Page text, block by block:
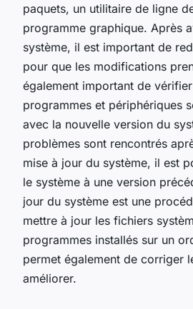
paquets, un utilitaire de ligne
programme graphique. Après
système, il est important de
pour que les modifications
également important de
programmes et périphériques
avec la nouvelle version du
problèmes sont rencontrés
mise à jour du système, il est
le système à une version
jour du système est une
mettre à jour les fichiers
programmes installés sur un
permet également de corriger
améliorer.